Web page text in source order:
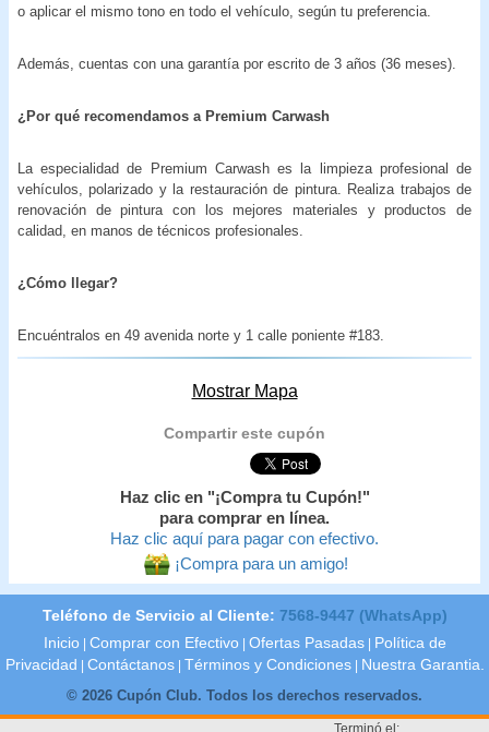
o aplicar el mismo tono en todo el vehículo, según tu preferencia.
Además, cuentas con una garantía por escrito de 3 años (36 meses).
¿Por qué recomendamos a Premium Carwash
La especialidad de Premium Carwash es la limpieza profesional de
vehículos, polarizado y la restauración de pintura. Realiza trabajos de
renovación de pintura con los mejores materiales y productos de
calidad, en manos de técnicos profesionales.
¿Cómo llegar?
Encuéntralos en 49 avenida norte y 1 calle poniente #183.
Mostrar Mapa
Compartir este cupón
Haz clic en "¡Compra tu Cupón!"
para comprar en línea.
Haz clic aquí para pagar con efectivo.
¡Compra para un amigo!
Terminó el:
Teléfono de Servicio al Cliente: 7568-9447 (WhatsApp)
Inicio Comprar con Efectivo Ofertas Pasadas
Política de
Privacidad
Contáctanos Términos y Condiciones
Nuestra Garantia.
© 2026 Cupón Club. Todos los derechos reservados.